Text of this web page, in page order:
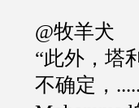
@牧羊犬
“此外，塔
不确定，